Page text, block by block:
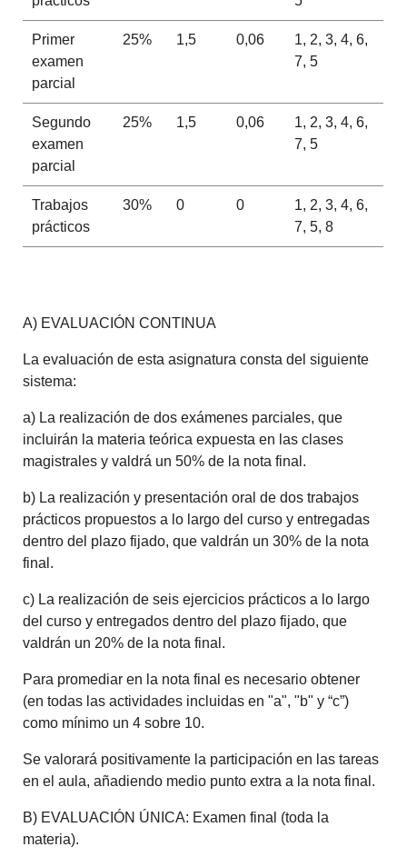
Primer
examen
parcial
25% 1,5 0,06
1, 2, 3, 4, 6,
7, 5
Segundo
examen
parcial
25% 1,5 0,06
1, 2, 3, 4, 6,
7, 5
Trabajos
prácticos
30% 0 0
1, 2, 3, 4, 6,
7, 5, 8
A) EVALUACIÓN CONTINUA
La evaluación de esta asignatura consta del siguiente
sistema:
a) La realización de dos exámenes parciales, que
incluirán la materia teórica expuesta en las clases
magistrales y valdrá un 50% de la nota final.
b) La realización y presentación oral de dos trabajos
prácticos propuestos a lo largo del curso y entregadas
dentro del plazo fijado, que valdrán un 30% de la nota
final.
c) La realización de seis ejercicios prácticos a lo largo
del curso y entregados dentro del plazo fijado, que
valdrán un 20% de la nota final.
Para promediar en la nota final es necesario obtener
(en todas las actividades incluidas en "a", "b" y “c”)
como mínimo un 4 sobre 10.
Se valorará positivamente la participación en las tareas
en el aula, añadiendo medio punto extra a la nota final.
B) EVALUACIÓN ÚNICA: Examen final (toda la
materia).